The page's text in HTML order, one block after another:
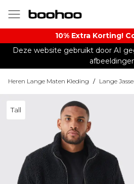
10% Extra Korting!
Deze website gebruikt door AI
Heren Lange Maten Kleding / Lange
Tall